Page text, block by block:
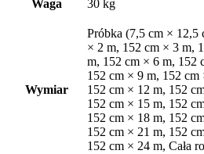
Waga 30 kg
Wymiar
Próbka (7,5 cm × 12,5
× 2 m, 152 cm × 3 m,
m, 152 cm × 6 m, 152
152 cm × 9 m, 152
152 cm × 12 m, 152
152 cm × 15 m, 152
152 cm × 18 m, 152
152 cm × 21 m, 152
152 cm × 24 m, Cała